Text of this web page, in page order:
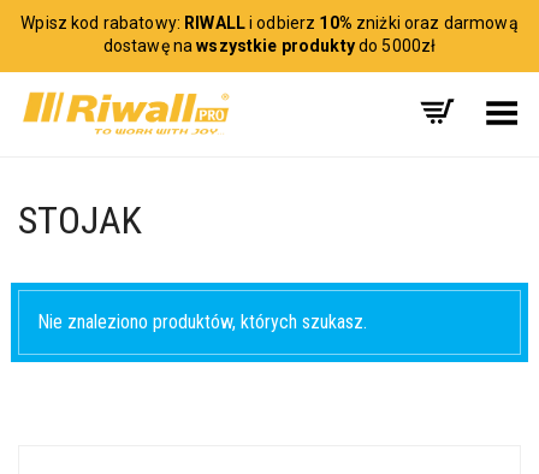
Wpisz kod rabatowy: RIWALLi odbierz 10% zniżki oraz darmową
dostawę nawszystkie produktydo 5000zł
Toggle Menu
STOJAK
Nie znaleziono produktów, których szukasz.